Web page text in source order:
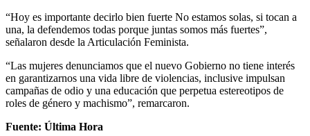
“Hoy es importante decirlo bien fuerte No estamos solas, si tocan a
una, la defendemos todas porque juntas somos más fuertes”,
señalaron desde la Articulación Feminista.
“Las mujeres denunciamos que el nuevo Gobierno no tiene interés
en garantizarnos una vida libre de violencias, inclusive impulsan
campañas de odio y una educación que perpetua estereotipos de
roles de género y machismo”, remarcaron.
Fuente: Última Hora